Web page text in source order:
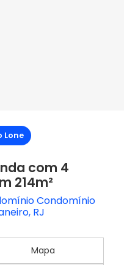
Lone
com 4
214m²
Condomínio
RJ
Mapa